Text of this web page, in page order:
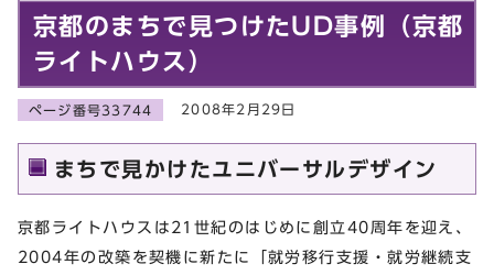
京都のまちで見つけたUD事例（京都
ライトハウス）
ページ番号33744 2008年2月29日
まちで見かけたユニバーサルデザイン
京都ライトハウスは21世紀のはじめに創立40周年を迎え、
2004年の改築を契機に新たに「就労移行支援・就労継続支